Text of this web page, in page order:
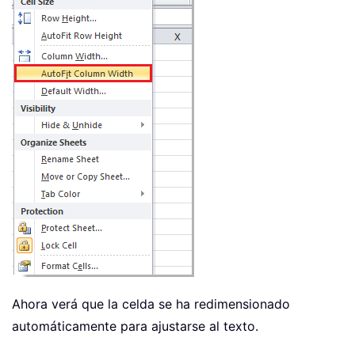
Ahora verá que la celda se ha redimensionado
automáticamente para ajustarse al texto.